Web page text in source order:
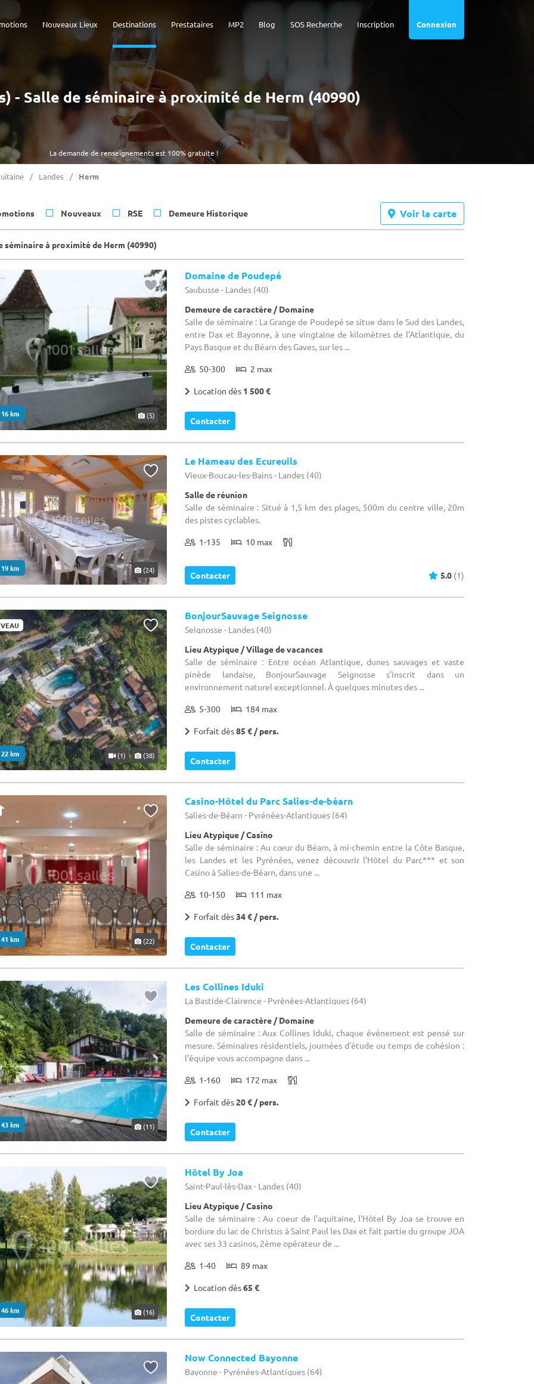
Connexion
Inscription
SOS Recherche
Blog
MP2
Prestataires
Destinations
Nouveaux Lieux
La demande de renseignements est 100% gratuite !
- Salle de séminaire à proximité de Herm (40990)
Landes Herm
Nouveaux RSE Demeure Historique Voir la carte
séminaire à proximité de Herm (40990)
km (5)
Domaine de Poudepé
Saubusse - Landes (40)
Demeure de caractère / Domaine
Salle de séminaire : La Grange de Poudepé se situe dans le Sud des Landes,
entre Dax et Bayonne, à une vingtaine de kilomètres de l'Atlantique, du
Pays Basque et du Béarn des Gaves, sur les ...
50-300 2 max
Location dès 1 500 €
Contacter
km (24)
Le Hameau des Ecureuils
Vieux-Boucau-les-Bains - Landes (40)
Salle de réunion
Salle de séminaire : Situé à 1,5 km des plages, 500m du centre ville, 20m
des pistes cyclables.
1-135 10 max
Contacter 5.0 (1)
km (1) (38)
BonjourSauvage Seignosse
Seignosse - Landes (40)
Lieu Atypique / Village de vacances
Salle de séminaire : Entre océan Atlantique, dunes sauvages et vaste
pinède landaise, BonjourSauvage Seignosse s’inscrit dans un
environnement naturel exceptionnel. À quelques minutes des ...
5-300 184 max
Forfait dès85 € / pers.
Contacter
km (22)
Casino-Hôtel du Parc Salies-de-béarn
Salies-de-Béarn - Pyrénées-Atlantiques (64)
Lieu Atypique / Casino
Salle de séminaire : Au cœur du Béarn, à mi-chemin entre la Côte Basque,
les Landes et les Pyrénées, venez découvrir l’Hôtel du Parc*** et son
Casino à Salies-de-Béarn, dans une ...
10-150 111 max
Forfait dès34 € / pers.
Contacter
km (11)
Les Collines Iduki
La Bastide-Clairence - Pyrénées-Atlantiques (64)
Demeure de caractère / Domaine
Salle de séminaire : Aux Collines Iduki, chaque événement est pensé sur
mesure. Séminaires résidentiels, journées d’étude ou temps de cohésion :
l’équipe vous accompagne dans ...
1-160 172 max
Forfait dès20 € / pers.
Contacter
km (16)
Hôtel By Joa
Saint-Paul-lès-Dax - Landes (40)
Lieu Atypique / Casino
Salle de séminaire : Au coeur de l'aquitaine, l'Hôtel By Joa se trouve en
bordure du lac de Christus à Saint Paul les Dax et fait partie du groupe JOA
avec ses 33 casinos, 2ème opérateur de ...
1-40 89 max
Location dès65 €
Contacter
Now Connected Bayonne
Bayonne - Pyrénées-Atlantiques (64)